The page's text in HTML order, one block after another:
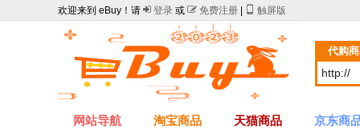
欢迎来到 eBuy！请  登录 或  免费注册 触屏版
代购
网站导航 淘宝商品 天猫商品 京东商